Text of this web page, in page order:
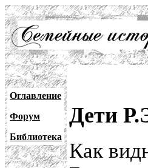
Оглавление
Форум
Библиотека
Дети
Как